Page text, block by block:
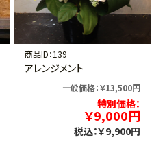
商品ID：139
アレンジメント
一般価格：￥13,500円
特別価格：
￥9,000円
税込：￥9,900円